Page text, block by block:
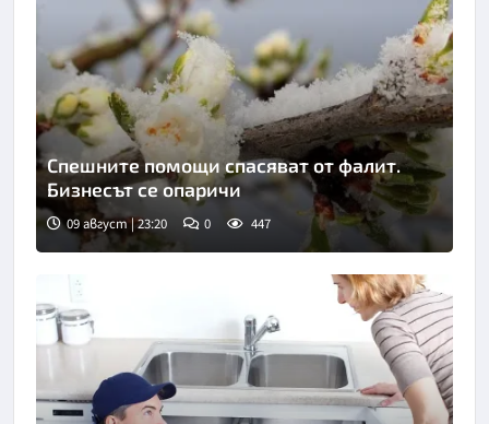
Спешните помощи спасяват от фалит.
Бизнесът се опаричи
09 август | 23:20 0 447